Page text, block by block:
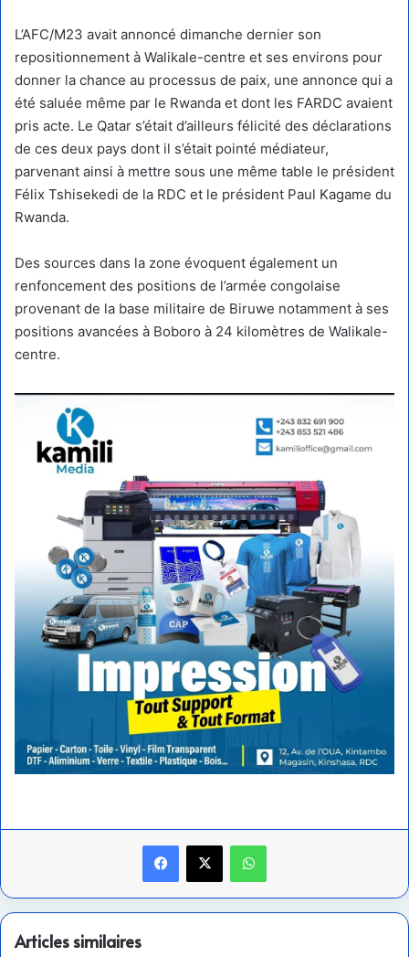
L’AFC/M23 avait annoncé dimanche dernier son
repositionnement à Walikale-centre et ses environs pour
donner la chance au processus de paix, une annonce qui a
été saluée même par le Rwanda et dont les FARDC avaient
pris acte. Le Qatar s’était d’ailleurs félicité des déclarations
de ces deux pays dont il s’était pointé médiateur,
parvenant ainsi à mettre sous une même table le président
Félix Tshisekedi de la RDC et le président Paul Kagame du
Rwanda.
Des sources dans la zone évoquent également un
renfoncement des positions de l’armée congolaise
provenant de la base militaire de Biruwe notamment à ses
positions avancées à Boboro à 24 kilomètres de Walikale-
centre.
Facebook
X WhatsApp
Articles similaires